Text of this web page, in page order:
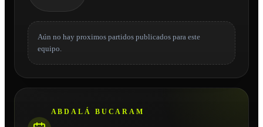
Aún no hay proximos partidos publicados para este
equipo.
ABDALÁ BUCARAM